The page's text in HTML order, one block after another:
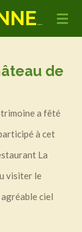
BLANGY ENVIRONNEMENT ET PATRIMOINE
de
a fêté
à cet
La
visiter le
ciel